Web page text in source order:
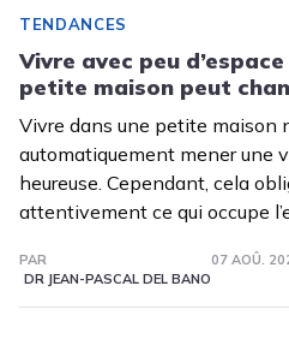
TENDANCES
Vivre avec peu
petite maison peut
Vivre dans une petite maison
automatiquement mener une
heureuse. Cependant, cela
attentivement ce qui occupe
PAR
DR JEAN-PASCAL DEL BANO
07 AOÛ.